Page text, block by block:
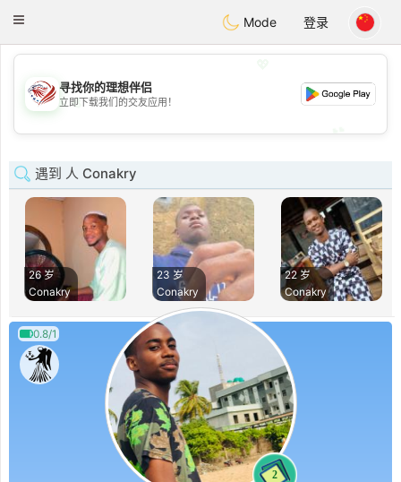
Dating
Toggle
Mode 登录
💖
寻找你的理想伴侣
立即下载我们的交友应用！
遇到 人 Conakry
26 岁
Conakry
23 岁
Conakry
22 岁
Conakry
0.8/1
2